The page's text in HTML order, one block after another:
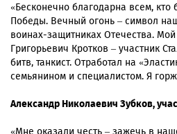
«Бесконечно благодарна всем, кто
Победы. Вечный огонь – символ
воинах-защитниках Отечества.
Григорьевич Кротков – участник
битв, танкист. Отработал на
семьянином и специалистом. Я
Александр Николаевич Зубков,